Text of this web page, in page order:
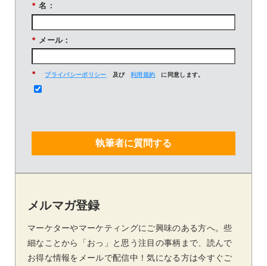
* 名：
* メール：
* プライバシーポリシー 及び 利用規約 に同意します。
執筆者に質問する
メルマガ登録
マーケターやマーケティングにご興味のある方へ。些
細なことから「おっ」と思う注目の事柄まで、読んで
お得な情報をメールで配信中！気になる方は今すぐご